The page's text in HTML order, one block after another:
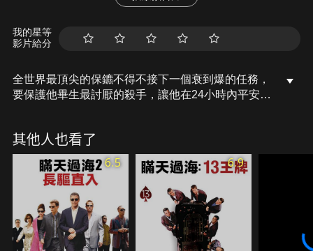
我的星等
影片給分
全世界最頂尖的保鑣不得不接下一個衰到爆的任務，
要保護他畢生最討厭的殺手，讓他在24小時內平安到
何攜手對付敵人，並在這瘋狂的24小時內穿越重重阻
礙達成任務？
其他人也看了
6.5 6.9